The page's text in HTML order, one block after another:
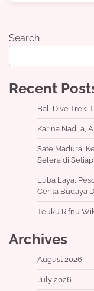
Search
Recent
Bali Dive Trek:
Karina Nadila,
Sate Madura,
Selera di
Luba Laya,
Cerita Budaya
Teuku Rifnu
Archives
August 2026
July 2026